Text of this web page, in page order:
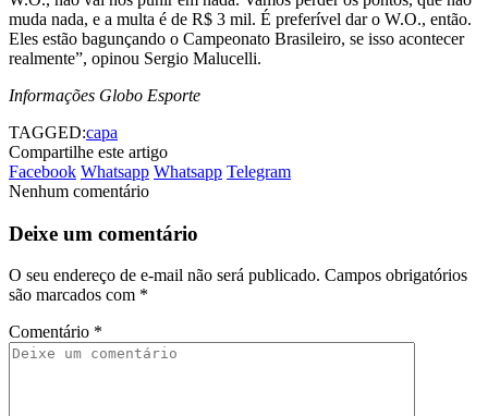
muda nada, e a multa é de R$ 3 mil. É preferível dar o W.O., então.
Eles estão bagunçando o Campeonato Brasileiro, se isso acontecer
realmente”, opinou Sergio Malucelli.
Informações Globo Esporte
TAGGED:capa
Compartilhe este artigo
Facebook Whatsapp Whatsapp Telegram
Nenhum comentário
Deixe um comentário
O seu endereço de e-mail não será publicado. Campos obrigatórios
são marcados com *
Comentário *